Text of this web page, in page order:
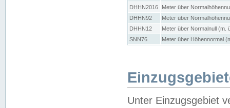
DHHN2016
Meter über
DHHN92
Meter über
DHHN12
Meter über Normalnull (m.
SNN76
Meter über Höhennormal
Unter Einzugsgebiet